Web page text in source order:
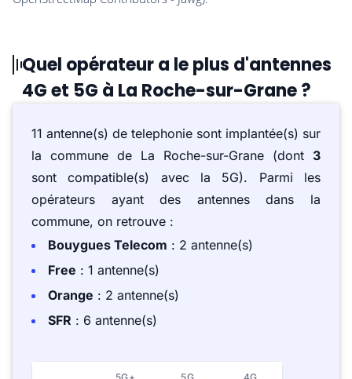
Quel opérateur a le plus d'antennes
4G et 5G à La Roche-sur-Grane ?
11 antenne(s) de telephonie sont implantée(s) sur
la commune de La Roche-sur-Grane (dont 3
sont compatible(s) avec la 5G). Parmi les
opérateurs ayant des antennes dans la
commune, on retrouve :
Bouygues Telecom : 2 antenne(s)
Free : 1 antenne(s)
Orange : 2 antenne(s)
SFR : 6 antenne(s)